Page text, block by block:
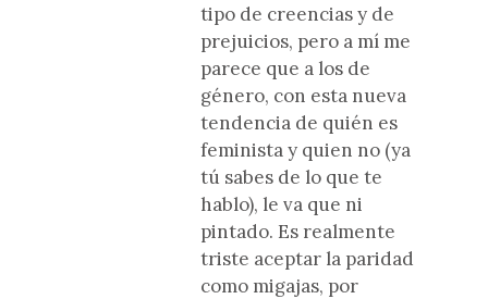
tipo de creencias y de
prejuicios, pero a mí me
parece que a los de
género, con esta nueva
tendencia de quién es
feminista y quien no (ya
tú sabes de lo que te
hablo), le va que ni
pintado. Es realmente
triste aceptar la paridad
como migajas, por